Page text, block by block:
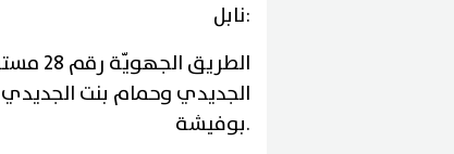
نابل:
الجديدي وحمام بنت الجديدي
بوفيشة.